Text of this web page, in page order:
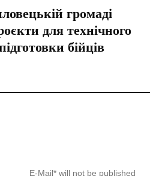
громаді
для технічного
бійців